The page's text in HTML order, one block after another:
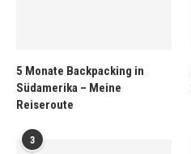
5 Monate Backpacking in
Südamerika – Meine
Reiseroute
3